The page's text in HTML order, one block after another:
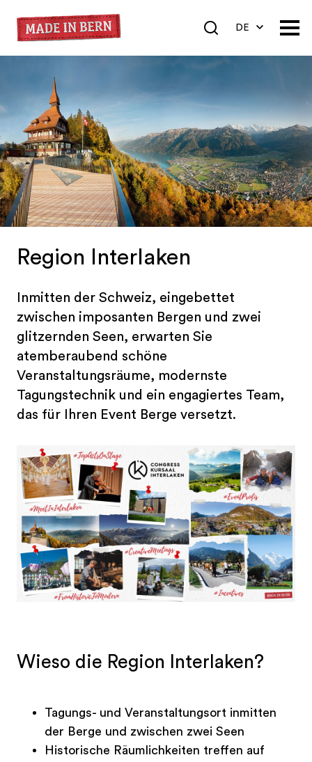
DE
Region Interlaken
Inmitten der Schweiz, eingebettet
zwischen imposanten Bergen und zwei
glitzernden Seen, erwarten Sie
atemberaubend schöne
Veranstaltungsräume, modernste
Tagungstechnik und ein engagiertes Team,
das für Ihren Event Berge versetzt.
Wieso die Region Interlaken?
Tagungs- und Veranstaltungsort inmitten
der Berge und zwischen zwei Seen
Historische Räumlichkeiten treffen auf